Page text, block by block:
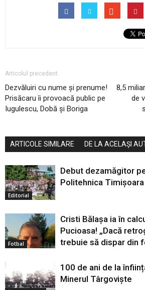
Articolul precedent
Dezvăluiri cu nume și prenume!
Prisăcaru îi provoacă public pe
Iugulescu, Dobă și Boriga
8,5
de
ARTICOLE SIMILARE DE LA ACELAȘI
Editorial
Debut dezamăgitor
Politehnica
Fotbal
Cristi Bălașa ia în
Pucioasa! „Dacă
trebuie să dispar din
100 de ani de la
Minerul Târgoviște